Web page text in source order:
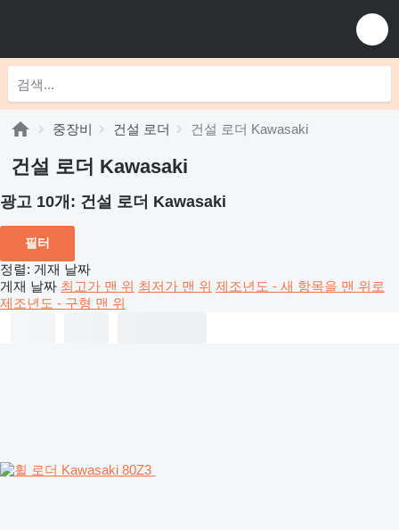
중장비 건설 로더 건설 로더 Kawasaki
건설 로더 Kawasaki
광고 10개: 건설 로더 Kawasaki
필터
정렬: 게재 날짜
게재 날짜 최고가 맨 위 최저가 맨 위 제조년도 - 새 항목을 맨 위로
제조년도 - 구형 맨 위